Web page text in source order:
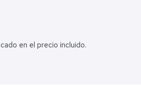
en el precio incluido.